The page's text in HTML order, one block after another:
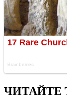
ЧИТАЙТЕ